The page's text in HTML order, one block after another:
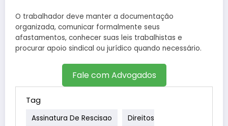
O trabalhador deve manter a documentação
organizada, comunicar formalmente seus
afastamentos, conhecer suas leis trabalhistas e
procurar apoio sindical ou jurídico quando necessário.
Fale com Advogados
Tag
Assinatura De Rescisao Direitos